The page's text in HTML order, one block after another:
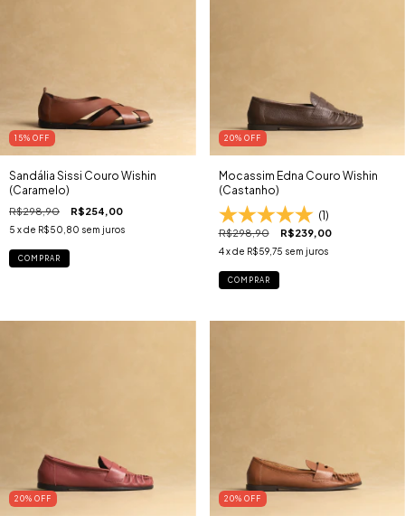
15% OFF
Sandália Sissi Couro Wishin
(Caramelo)
R$298,90 R$254,00
5 x de R$50,80 sem juros
COMPRAR
20% OFF
Mocassim Edna Couro Wishin
(Castanho)
(1)
R$298,90 R$239,00
4 x de R$59,75 sem juros
COMPRAR
20% OFF 20% OFF